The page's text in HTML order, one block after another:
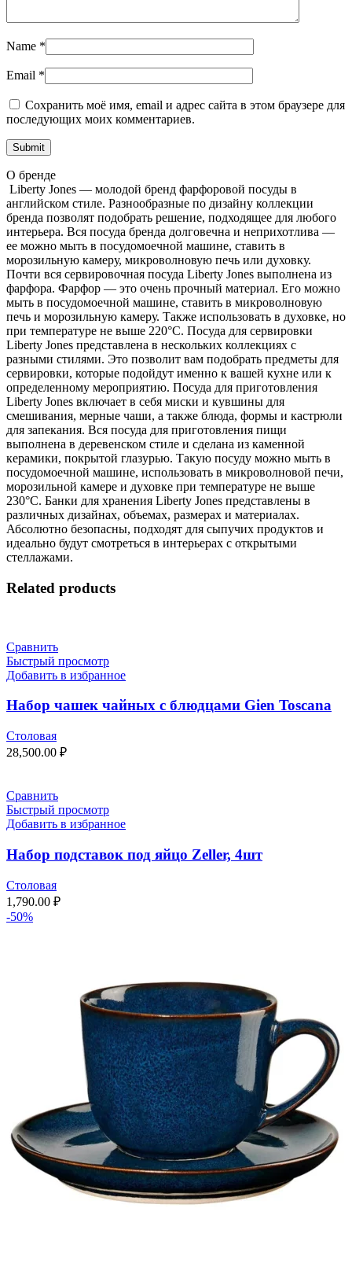
Name *
Email *
Сохранить моё имя, email и адрес сайта в этом браузере для
последующих моих комментариев.
О бренде
Liberty Jones — молодой бренд фарфоровой посуды в
английском стиле. Разнообразные по дизайну коллекции
бренда позволят подобрать решение, подходящее для любого
интерьера. Вся посуда бренда долговечна и неприхотлива —
ее можно мыть в посудомоечной машине, ставить в
морозильную камеру, микроволновую печь или духовку.
Почти вся сервировочная посуда Liberty Jones выполнена из
фарфора. Фарфор — это очень прочный материал. Его можно
мыть в посудомоечной машине, ставить в микроволновую
печь и морозильную камеру. Также использовать в духовке, но
при температуре не выше 220°C. Посуда для сервировки
Liberty Jones представлена в нескольких коллекциях с
разными стилями. Это позволит вам подобрать предметы для
сервировки, которые подойдут именно к вашей кухне или к
определенному мероприятию. Посуда для приготовления
Liberty Jones включает в себя миски и кувшины для
смешивания, мерные чаши, а также блюда, формы и кастрюли
для запекания. Вся посуда для приготовления пищи
выполнена в деревенском стиле и сделана из каменной
керамики, покрытой глазурью. Такую посуду можно мыть в
посудомоечной машине, использовать в микроволновой печи,
морозильной камере и духовке при температуре не выше
230°C. Банки для хранения Liberty Jones представлены в
различных дизайнах, объемах, размерах и материалах.
Абсолютно безопасны, подходят для сыпучих продуктов и
идеально будут смотреться в интерьерах с открытыми
стеллажами.
Related products
Сравнить
Быстрый просмотр
Добавить в избранное
Набор чашек чайных с блюдцами Gien Toscana
Столовая
28,500.00 ₽
Сравнить
Быстрый просмотр
Добавить в избранное
Набор подставок под яйцо Zeller, 4шт
Столовая
1,790.00 ₽
-50%